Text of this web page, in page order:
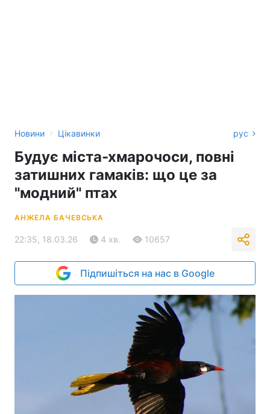
Новини › Цікавинки рус
Будує міста-хмарочоси, повні
затишних гамаків: що це за
"модний" птах
АНЖЕЛА БАЧЕВСЬКА
22:35, 18.03.26 4 хв. 10657
Підпишіться на нас в Google